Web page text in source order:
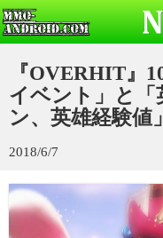
『OVERHIT』
イベント」と
ン、英雄経験値
2018/6/7